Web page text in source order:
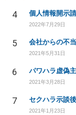
4 個人情報開示
2022年7月29日
5 会社からの不
2021年5月31日
6 パワハラ虚偽
2021年3月28日
7 セクハラ示談
2021年1月23日